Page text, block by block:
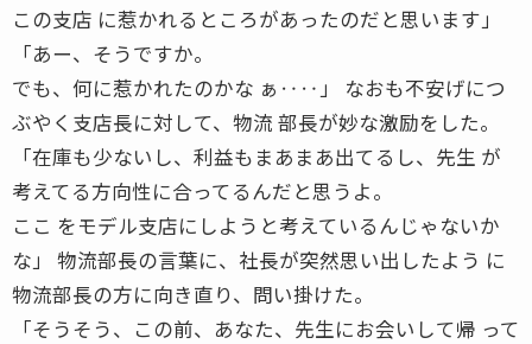
この支店 に惹かれるところがあったのだと思います」
「あー、そうですか。
でも、何に惹かれたのかな ぁ‥‥」 なおも不安げにつ
ぶやく支店長に対して、物流 部長が妙な激励をした。
「在庫も少ないし、利益もまあまあ出てるし、先生 が
考えてる方向性に合ってるんだと思うよ。
ここ をモデル支店にしようと考えているんじゃないか
な」 物流部長の言葉に、社長が突然思い出したよう に
物流部長の方に向き直り、問い掛けた。
「そうそう、この前、あなた、先生にお会いして帰 って